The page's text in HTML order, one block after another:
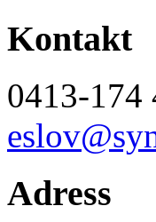
Kontakt
0413-174
Adress